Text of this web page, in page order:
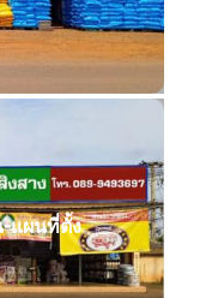
-แผนที่ตั้ง